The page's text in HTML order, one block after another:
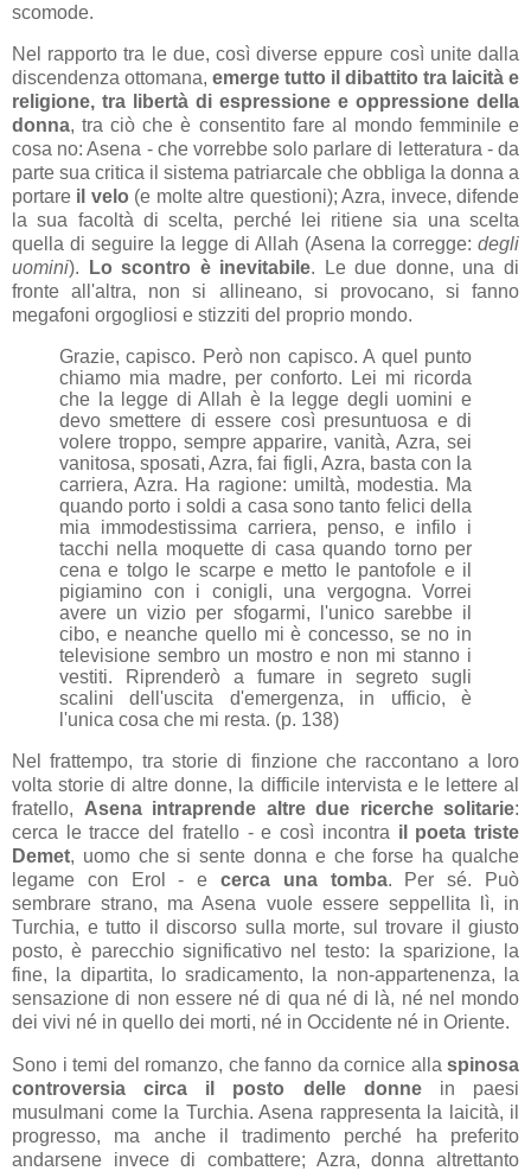
scomode.
Nel rapporto tra le due, così diverse eppure così unite dalla
discendenza ottomana, emerge tutto il dibattito tra laicità e
religione, tra libertà di espressione e oppressione della
donna, tra ciò che è consentito fare al mondo femminile e
cosa no: Asena - che vorrebbe solo parlare di letteratura - da
parte sua critica il sistema patriarcale che obbliga la donna a
portare il velo (e molte altre questioni); Azra, invece, difende
la sua facoltà di scelta, perché lei ritiene sia una scelta
quella di seguire la legge di Allah (Asena la corregge: degli
uomini). Lo scontro è inevitabile. Le due donne, una di
fronte all'altra, non si allineano, si provocano, si fanno
megafoni orgogliosi e stizziti del proprio mondo.
Grazie, capisco. Però non capisco. A quel punto
chiamo mia madre, per conforto. Lei mi ricorda
che la legge di Allah è la legge degli uomini e
devo smettere di essere così presuntuosa e di
volere troppo, sempre apparire, vanità, Azra, sei
vanitosa, sposati, Azra, fai figli, Azra, basta con la
carriera, Azra. Ha ragione: umiltà, modestia. Ma
quando porto i soldi a casa sono tanto felici della
mia immodestissima carriera, penso, e infilo i
tacchi nella moquette di casa quando torno per
cena e tolgo le scarpe e metto le pantofole e il
pigiamino con i conigli, una vergogna. Vorrei
avere un vizio per sfogarmi, l'unico sarebbe il
cibo, e neanche quello mi è concesso, se no in
televisione sembro un mostro e non mi stanno i
vestiti.
Riprenderò a fumare in segreto sugli
scalini dell'uscita d'emergenza, in ufficio, è
l'unica cosa che mi resta. (p. 138)
Nel frattempo, tra storie di finzione che raccontano a loro
volta storie di altre donne, la difficile intervista e le lettere al
fratello, Asena intraprende altre due ricerche solitarie:
cerca le tracce del fratello - e così incontra il poeta triste
Demet, uomo che si sente donna e che forse ha qualche
legame con Erol - e cerca una tomba. Per sé. Può
sembrare strano, ma Asena vuole essere seppellita lì, in
Turchia, e tutto il discorso sulla morte, sul trovare il giusto
posto, è parecchio significativo nel testo: la sparizione, la
fine, la dipartita, lo sradicamento, la non-appartenenza, la
sensazione di non essere né di qua né di là, né nel mondo
dei vivi né in quello dei morti, né in Occidente né in Oriente.
Sono i temi del romanzo, che fanno da cornice alla spinosa
controversia circa il posto delle donnein paesi
musulmani come la Turchia. Asena rappresenta la laicità, il
progresso, ma anche il tradimento perché ha preferito
andarsene invece di combattere; Azra, donna altrettanto